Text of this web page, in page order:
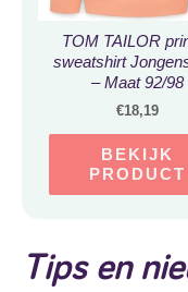
TOM TAILOR
sweatshirt
– Maat 92/98
€18,19
BEKIJK
PRODUCT
Tips en